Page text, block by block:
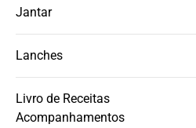
Jantar
Lanches
Livro de Receitas
Acompanhamentos